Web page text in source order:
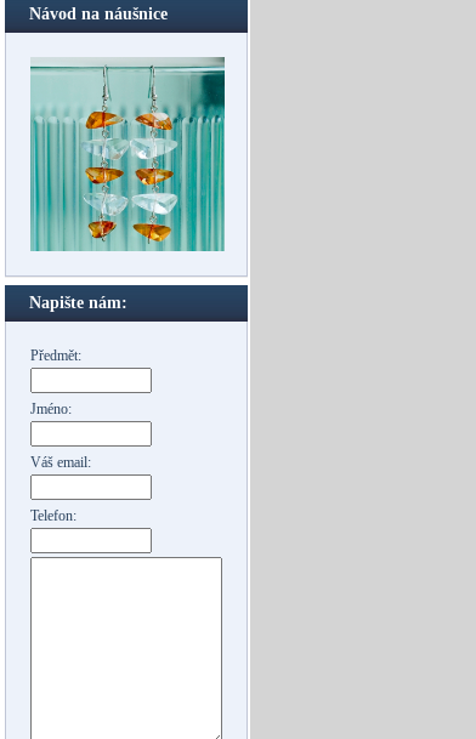
Návod na náušnice
Napište nám:
Předmět:
Jméno:
Váš email:
Telefon: